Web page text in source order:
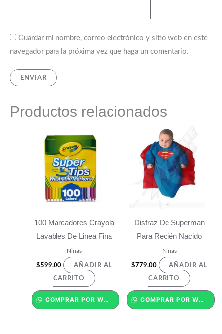
Guardar mi nombre, correo electrónico y sitio web en este
navegador para la próxima vez que haga un comentario.
Productos relacionados
100 Marcadores Crayola
Lavables De Linea Fina
Niñas
$599.00 AÑADIR AL
CARRITO
COMPRAR POR WHATSAPP
Disfraz De Superman
Para Recién Nacido
Niñas
$779.00 AÑADIR AL
CARRITO
COMPRAR POR WHATSAPP